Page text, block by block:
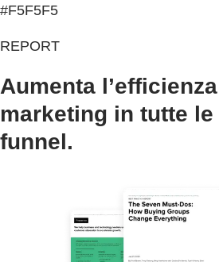
#F5F5F5
REPORT
Aumenta
marketing in tutte le
funnel.